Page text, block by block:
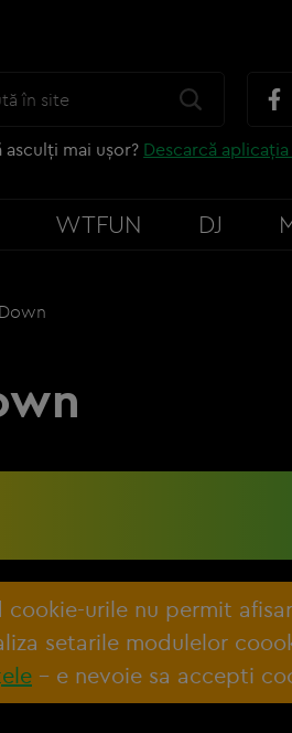
asculți mai ușor? Descarcă aplicația
WTFUN DJ
urile nu permit
setarile modulelor
– e nevoie sa accepti